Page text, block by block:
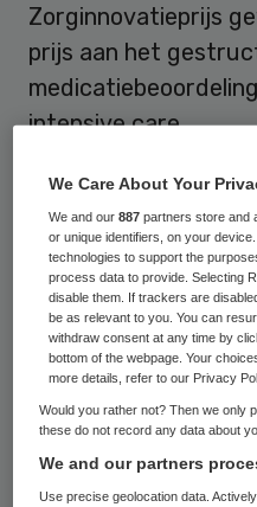
Zorginnovatieprijs
prijs aan het
intensive care.
Innovatief aan dit
apotheker samen
doet op de
Jan Smits reikt de
de KNMP
theater in Utrecht.
bedrag van 5.000
Minder
We Care About Your
We and our887 partners store and
or unique identifiers, on your
technologies to support the
process data to provide. Selecting
disable them. If trackers are
be as relevant to you. You can
withdraw consent at any time by
bottom of the webpage. Your
more details, refer to our Privacy
Would you rather not? Then we only
these do not record any data about
We and our partners
Use precise geolocation data.